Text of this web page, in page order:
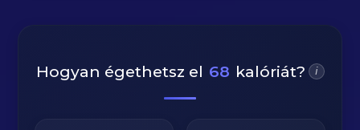
Hogyan égethetsz el 68 kalóriát? i